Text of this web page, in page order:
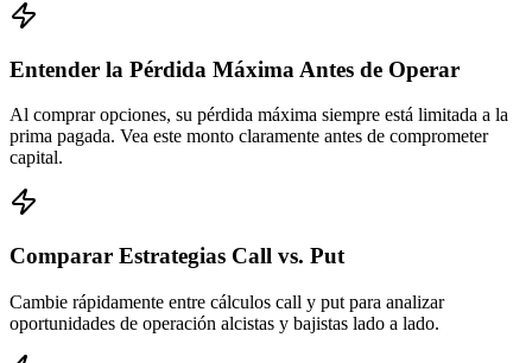
Entender la Pérdida Máxima Antes de Operar
Al comprar opciones, su pérdida máxima siempre está limitada a la
prima pagada. Vea este monto claramente antes de comprometer
capital.
Comparar Estrategias Call vs. Put
Cambie rápidamente entre cálculos call y put para analizar
oportunidades de operación alcistas y bajistas lado a lado.